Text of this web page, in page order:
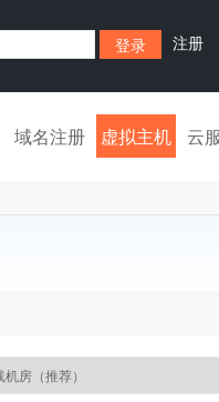
注册
域名注册 虚拟主机 云